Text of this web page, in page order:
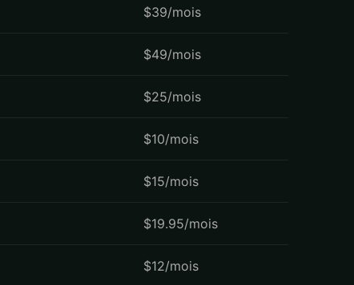
$39/mois
$49/mois
$25/mois
$10/mois
$15/mois
$19.95/mois
$12/mois